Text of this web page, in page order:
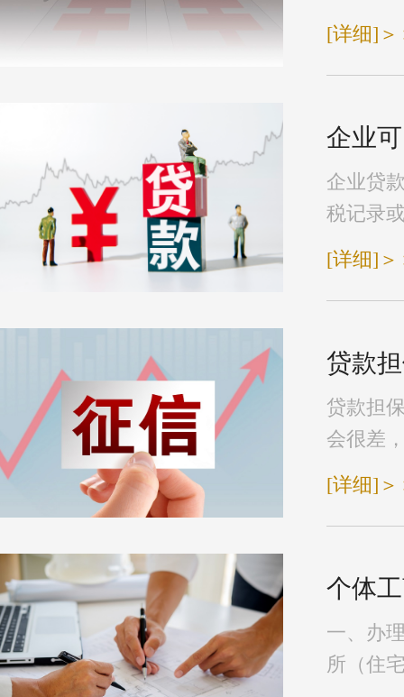
[详细]＞
企业
企业贷
税记录
[详细]＞
贷款
贷款担
会很差
[详细]＞
个体
一、办
所（住